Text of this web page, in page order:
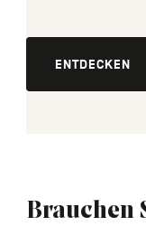
ENTDECKEN
Brauchen